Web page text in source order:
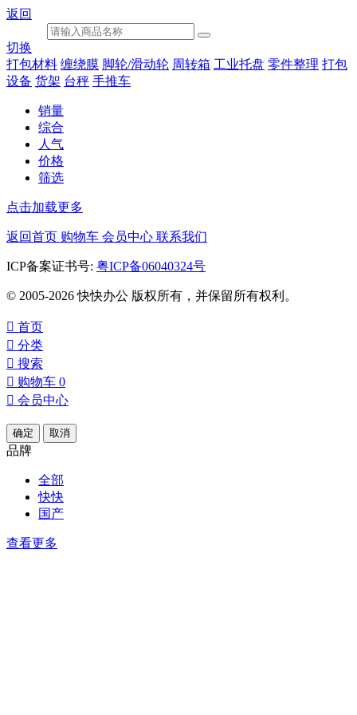
返回
切换
打包材料 缠绕膜 脚轮/滑动轮 周转箱 工业托盘 零件整理 打包
设备 货架 台秤 手推车
销量
综合
人气
价格
筛选
点击加载更多
返回首页 购物车 会员中心 联系我们
ICP备案证书号: 粤ICP备06040324号
© 2005-2026 快快办公 版权所有，并保留所有权利。
 首页
 分类
 搜索
 购物车 0
 会员中心
确定 取消
品牌
全部
快快
国产
查看更多